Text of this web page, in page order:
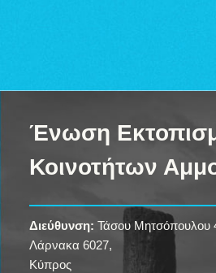
Ένωση
Κοινοτήτων
Διεύθυνση: Τάσου Μητσόπουλου
Λάρνακα 6027,
Κύπρος